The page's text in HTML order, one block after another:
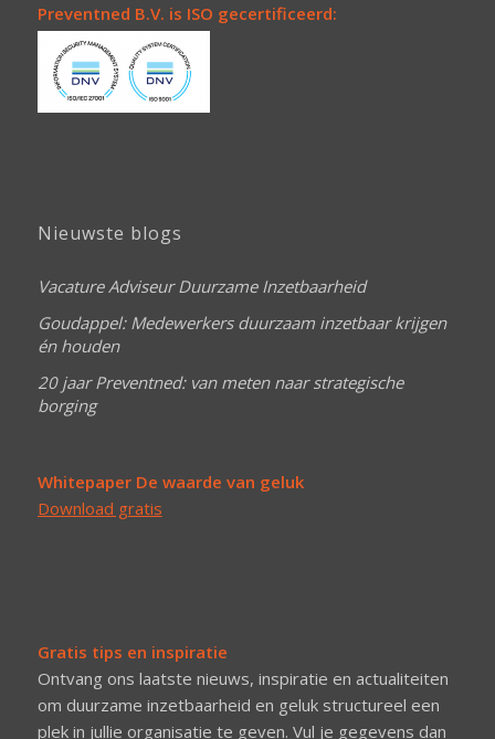
Preventned B.V. is ISO gecertificeerd:
Nieuwste blogs
Vacature Adviseur Duurzame Inzetbaarheid
Goudappel: Medewerkers duurzaam inzetbaar krijgen
én houden
20 jaar Preventned: van meten naar strategische
borging
Whitepaper De waarde van geluk
Download gratis
Gratis tips en inspiratie
Ontvang ons laatste nieuws, inspiratie en actualiteiten
om duurzame inzetbaarheid en geluk structureel een
plek in jullie organisatie te geven. Vul je gegevens dan